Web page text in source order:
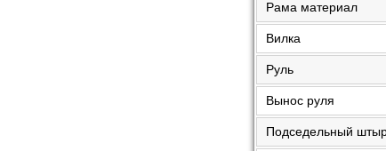
Рама материал
Вилка
Руль
Вынос руля
Подседельный